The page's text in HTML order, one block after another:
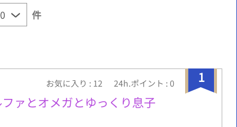
件
1
お気に入り : 12 24h.ポイント : 0
ァとオメガとゆっくり息子